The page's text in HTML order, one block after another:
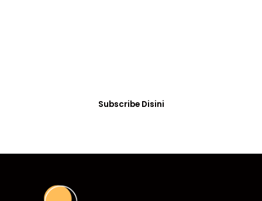
Subscribe Disini